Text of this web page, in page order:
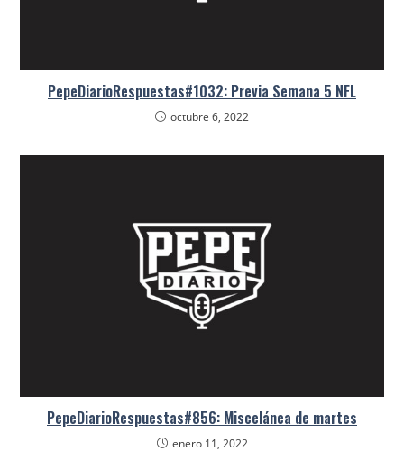
PepeDiarioRespuestas#1032: Previa Semana 5 NFL
octubre 6, 2022
PepeDiarioRespuestas#856: Miscelánea de martes
enero 11, 2022